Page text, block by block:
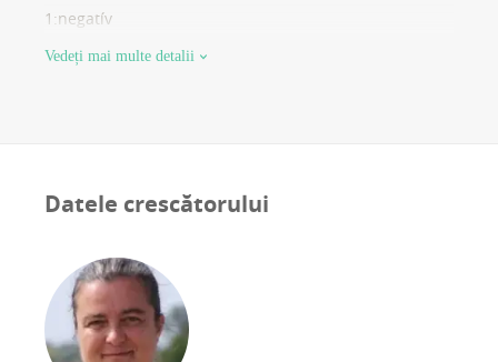
1:negatív
Vedeți mai multe detalii
Datele crescătorului